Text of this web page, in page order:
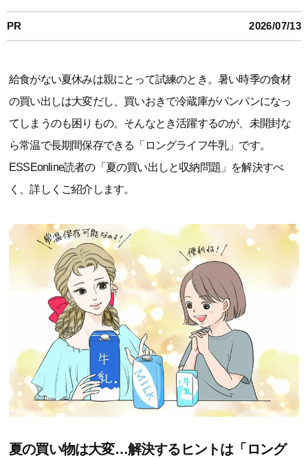
PR 2026/07/13
給食がない夏休みは親にとって試練のとき。暑い時季の食材
の買い出しは大変だし、買いおきで冷蔵庫がパンパンになっ
てしまうのも困りもの。そんなとき活躍するのが、未開封な
ら常温で長期間保存できる「ロングライフ牛乳」です。
ESSEonline読者の「夏の買い出しと収納問題」を解決すべ
く、詳しくご紹介します。
夏の買い物は大変…解決するヒントは「ロング